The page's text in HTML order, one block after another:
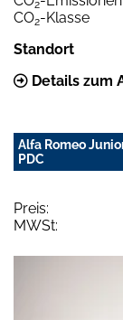
2
CO2-Klasse
Standort
Details zum
Alfa Romeo
PDC
Preis:
MWSt: